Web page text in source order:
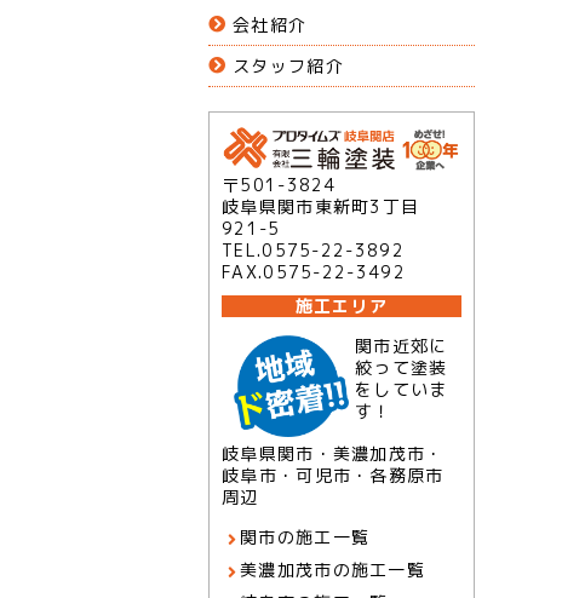
会社紹介
スタッフ紹介
〒501-3824
岐阜県関市東新町3丁目
921-5
TEL.0575-22-3892
FAX.0575-22-3492
施工エリア
関市近郊に
絞って塗装
をしていま
す！
岐阜県関市・美濃加茂市・
岐阜市・可児市・各務原市
周辺
関市の施工一覧
美濃加茂市の施工一覧